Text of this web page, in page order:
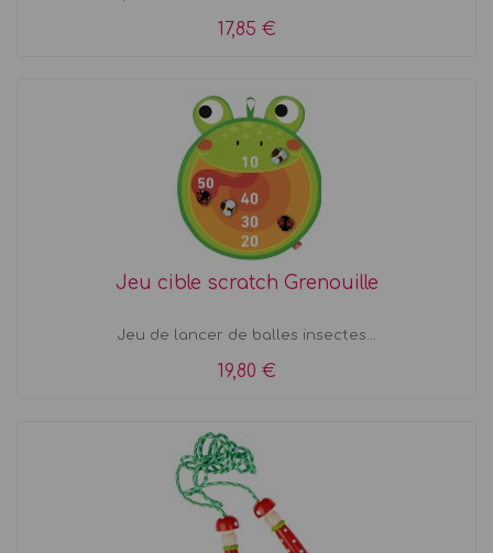
17,85 €
Jeu cible scratch Grenouille
Jeu de lancer de balles insectes...
19,80 €